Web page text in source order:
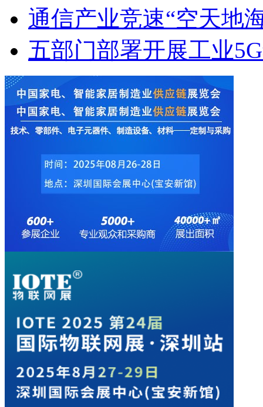
通信产业竞速“空天地
五部门部署开展工业